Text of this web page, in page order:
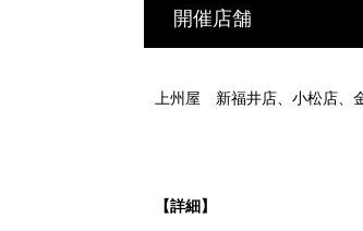
開催店舗
上州屋 新福井店、小松店、
【詳細】